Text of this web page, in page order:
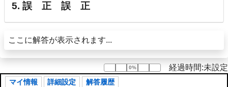
5. 誤 正 誤 正
ここに解答が表示されます...
0%
0% 経過時間:未設定
マイ情報 詳細設定 解答履歴